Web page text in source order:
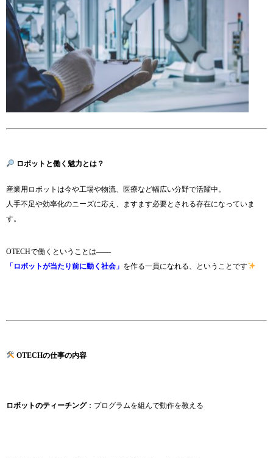
ロボットと働く魅力とは？
産業用ロボットは今や工場や物流、医療など幅広い分野で活躍中。
人手不足や効率化のニーズに応え、ますます必要とされる存在になっていま
す。
OTECHで働くということは――
「ロボットが当たり前に動く社会」 を作る一員になれる、ということです
OTECHの仕事の内容
ロボットのティーチング：プログラムを組んで動作を教える